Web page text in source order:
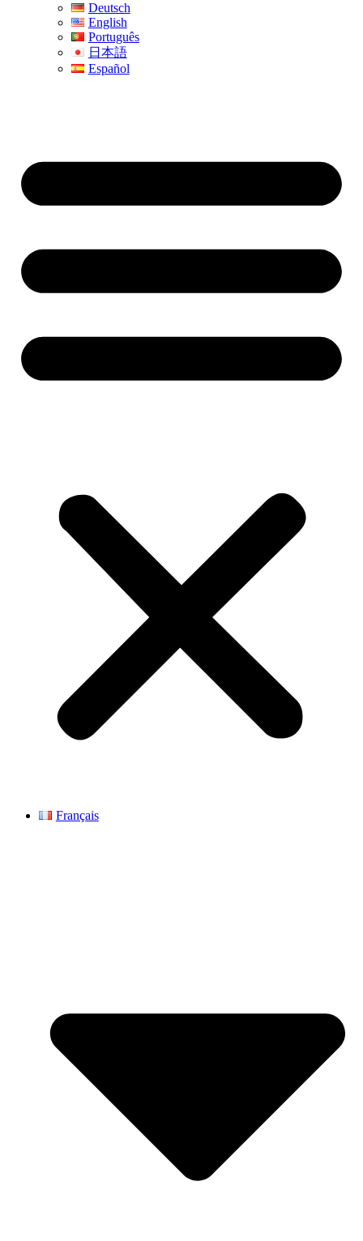
Deutsch
English
Português
日本語
Español
Français